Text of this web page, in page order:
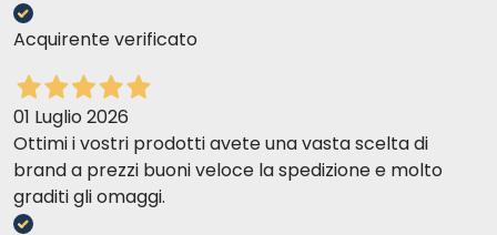
Acquirente verificato
01 Luglio 2026
Ottimi i vostri prodotti avete una vasta scelta di
brand a prezzi buoni veloce la spedizione e molto
graditi gli omaggi.